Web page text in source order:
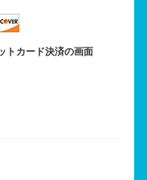
トカード決済の画面